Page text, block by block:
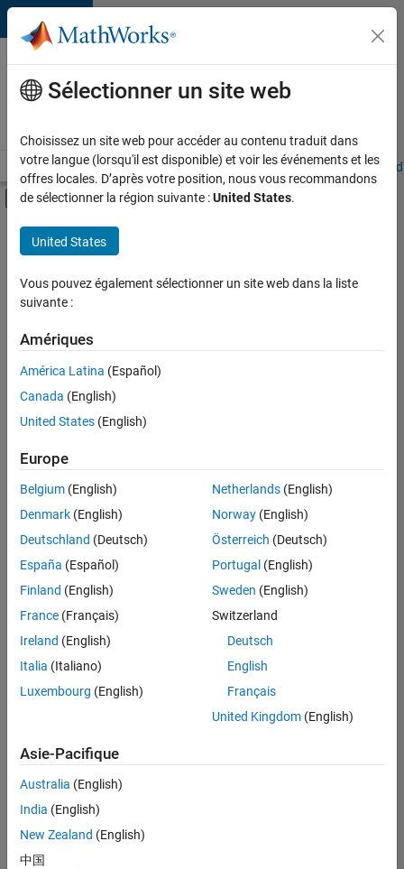
Passer au contenu
Votre
carrière
chez
Accueil Explorer nos opportunités Adresses de nos bureaux
Activer/désactiver l'affichage du menu
Contenu principal
FILTRER PAR
Développement de produits
Gestion des programmes
Ingénierie de la qualité
Enregistrer
sélectionnées
Les
descriptions
poste
n’ont
pas
été
traduites.
Effectuez
lieu
pour
l’ensemble
des
opportunités
Sélectionner un site web
Choisissez un site web pour accéder au contenu traduit dans
votre langue (lorsqu'il est disponible) et voir les événements et les
offres locales. D’après votre position, nous vous recommandons
de sélectionner la région suivante :United States.
United States
Vous pouvez également sélectionner un site web dans la liste
suivante :
Amériques
América Latina (Español)
Canada (English)
United States (English)
Europe
Belgium (English)
Denmark (English)
Deutschland (Deutsch)
España (Español)
Finland (English)
France (Français)
Ireland (English)
Italia (Italiano)
Luxembourg (English)
Netherlands(English)
Norway(English)
Österreich (Deutsch)
Portugal (English)
Sweden (English)
Switzerland
Deutsch
English
Français
United Kingdom(English)
Asie-Pacifique
Australia (English)
India (English)
New Zealand (English)
中国